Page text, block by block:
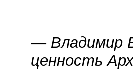
— Владимир
ценность